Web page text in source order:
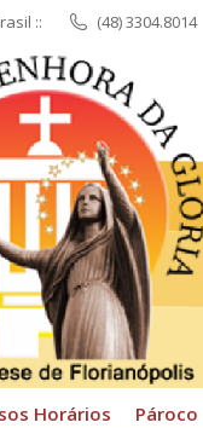
:: (48) 3304.8014
Horários Pároco